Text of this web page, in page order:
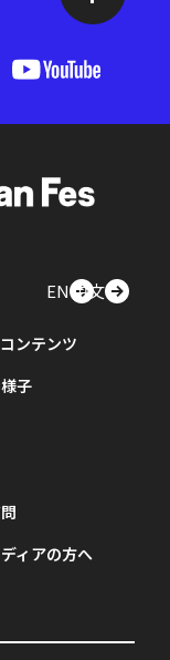
EN中文
ンテンツ
子
ィアの方へ